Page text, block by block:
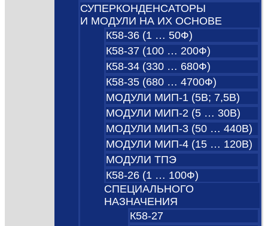
СУПЕРКОНДЕНСАТОРЫ
И МОДУЛИ НА ИХ ОСНОВЕ
К58-36 (1 … 50Ф)
К58-37 (100 … 200Ф)
К58-34 (330 … 680Ф)
К58-35 (680 … 4700Ф)
МОДУЛИ МИП-1 (5В; 7,5B)
МОДУЛИ МИП-2 (5 … 30В)
МОДУЛИ МИП-3 (50 … 440В)
МОДУЛИ МИП-4 (15 … 120В)
МОДУЛИ ТПЭ
К58-26 (1 … 100Ф)
СПЕЦИАЛЬНОГО
НАЗНАЧЕНИЯ
К58-27